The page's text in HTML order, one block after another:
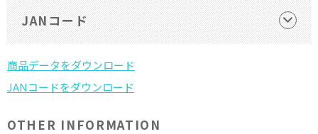
JANコード
OTHER INFORMATION